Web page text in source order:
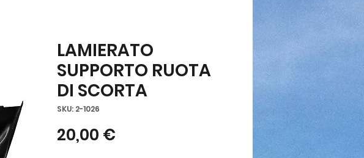
LAMIERATO
SUPPORTO RUOTA
DI SCORTA
SKU: 2-1026
20,00 €